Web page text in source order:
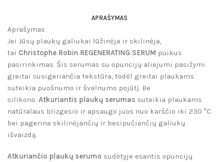
APRAŠYMAS
Aprašymas
Jei Jūsų plaukų galiukai lūžinėja ir skilinėja,
tai Christophe Robin REGENERATING SERUM puikus
pasirinkimas. Šis serumas su opuncijų aliejumi pasižymi
greitai susigeriančia tekstūra, todėl greitai plaukams
suteikia puošnumo ir švelnumo pojūtį. Be
silikono. Atkuriantis plaukų serumas suteikia plaukams
natūralaus blizgesio ir apsaugo juos nuo karščio iki 230 °C
bei pagerina skilinėjančių ir besipučiančių galiukų
išvaizdą.
Atkuriančio plaukų serumo sudėtyje esantis opuncijų